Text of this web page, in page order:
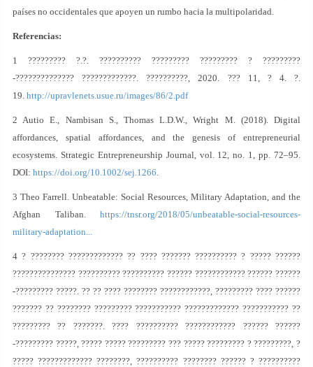
países no occidentales que apoyen un rumbo hacia la multipolaridad.
Referencias:
1 ????????? ?.?. ?????????? ????????? ????????? ? ?????????
-?????????????? ?????????????. ??????????, 2020. ??? 11, ? 4. ?.
19. http://upravlenets.usue.ru/images/86/2.pdf
2 Autio E., Nambisan S., Thomas L.D.W., Wright M. (2018). Digital
affordances, spatial affordances, and the genesis of entrepreneurial
ecosystems. Strategic Entrepreneurship Journal, vol. 12, no. 1, pp. 72–95.
DOI: https://doi.org/10.1002/sej.1266.
3 Theo Farrell. Unbeatable: Social Resources, Military Adaptation, and the
Afghan Taliban. https://tnsr.org/2018/05/unbeatable-social-resources-
military-adaptation...
4 ? ???????? ????????????? ?? ???? ??????? ?????????? ? ????? ??????
??????????????? ?????????? ?????????? ?????? ???????????? ?????? ??????
-????????? ?????. ?? ?? ???? ???????? ????????????, ????????? ???? ??????
??????? ?? ???????? ????????? ??????????? ????????????? ??????????? ??
????????? ?? ???????. ???? ?????????? ???????????? ?????? ??????
-????????? ?????, ????? ????? ????????? ??? ????? ????????? ? ?????????, ?
????? ????????????? ????????, ?????????? ???????? ?????? ? ??????????